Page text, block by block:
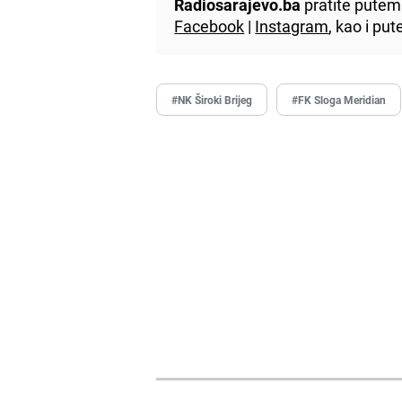
Facebook | Instagram, kao i
#NK Široki Brijeg #FK Sloga Meridian